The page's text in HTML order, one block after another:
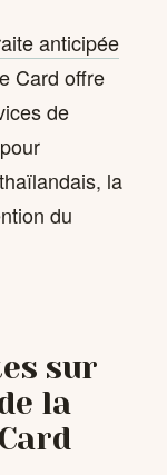
anticipée
Card offre
de
la
du
sur
la